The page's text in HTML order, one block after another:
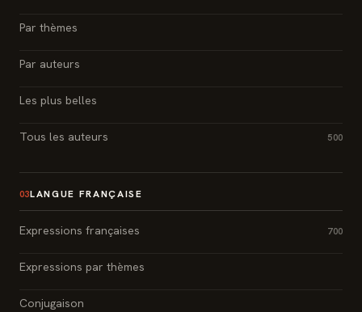
Par thèmes
Par auteurs
Les plus belles
Tous les auteurs 500
03LANGUE FRANÇAISE
Expressions françaises 700
Expressions par thèmes
Conjugaison